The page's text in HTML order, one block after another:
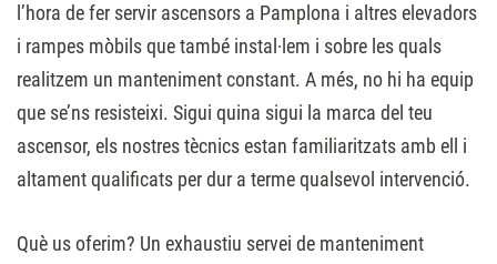
l’hora de fer servir ascensors a Pamplona i altres elevadors
i rampes mòbils que també instal·lem i sobre les quals
realitzem un manteniment constant. A més, no hi ha equip
que se’ns resisteixi. Sigui quina sigui la marca del teu
ascensor, els nostres tècnics estan familiaritzats amb ell i
altament qualificats per dur a terme qualsevol intervenció.
Què us oferim? Un exhaustiu servei de manteniment